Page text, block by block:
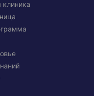
клиника